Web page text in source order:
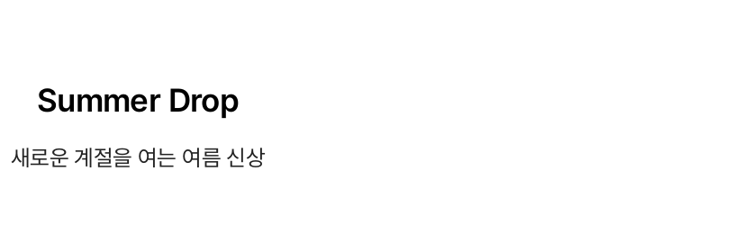
Summer Drop
새로운 계절을 여는 여름 신상